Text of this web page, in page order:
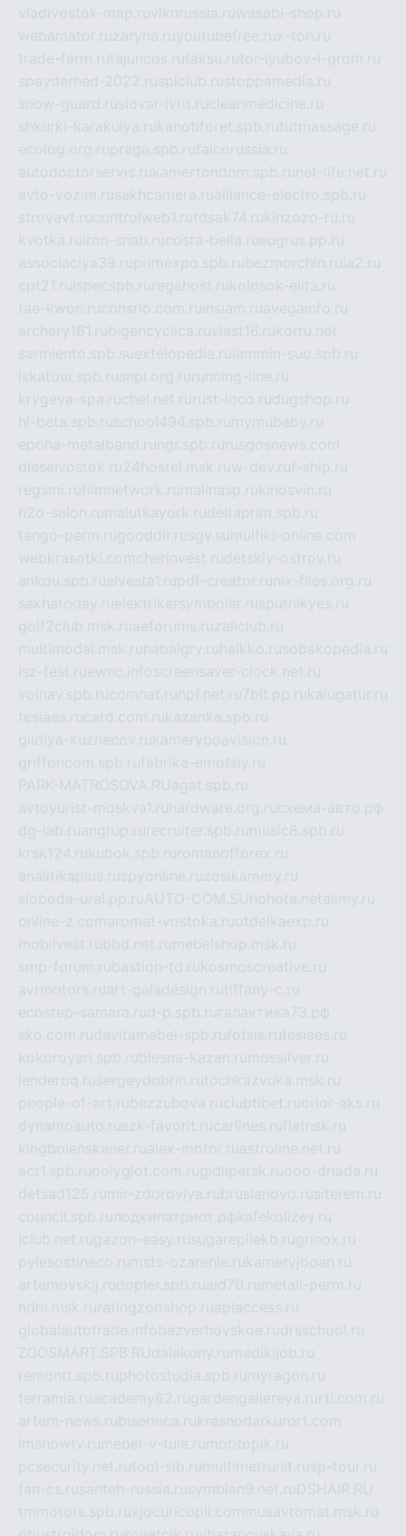
vladivostok-map.ruvlknrussia.ruwasabi-shop.ru
webamator.ruzaryna.ruyoutubefree.rux-ton.ru
trade-farm.rutajuncos.rutaksu.rutor-lyubov-i-grom.ru
spayderhed-2022.rusplclub.rustoppamedia.ru
snow-guard.ruslovar-ivrit.rucleanmedicine.ru
shkurki-karakulya.rukanotiforet.spb.rututmassage.ru
ecolog.org.rupraga.spb.rufalcorussia.ru
autodoctorservis.rukamertondom.spb.ru net-life.net.ru
avto-vozim.rusakhcamera.rualliance-electro.spb.ru
stroyavt.rucontrolweb1.rutdsak74.rukinzozo-ru.ru
kvotka.ru iron-snab.rucosta-bella.rueugrus.pp.ru
associaciya39.ruprimexpo.spb.rubezmorchin.ru ia2.ru
cpt21.ru ispecspb.ru regahost.rukolosok-elita.ru
tae-kwon.ruconsrio.com.ru insiam.ruavegainfo.ru
archery161.rubigencyclica.ruvlast16.rukorru.net
sarmiento.spb.suextelopedia.ru lammin-suo.spb.ru
iskatour.spb.rusnpi.org.ru running-line.ru
krygeva-spa.ruchel.net.ru rust-loco.rudugshop.ru
hl-beta.spb.ruschool494.spb.ru mymubaby.ru
epoha-metalband.ru ngr.spb.ru rusgosnews.com
dieselvostok.ru24hostel.msk.ruw-dev.ruf-ship.ru
regsmi.rufilmnetwork.ru malinasp.rukinosvin.ru
h2o-salon.ru malutkayork.rudeltaprim.spb.ru
tango-perm.rugooddir.rusgv.su multiki-online.com
webkrasotki.comcherinvest.rudetskiy-ostrov.ru
ankou.spb.rualvesta1.rupdf-creator.ru nix-files.org.ru
sakhatoday.ruelektrikersymboler.rusputnikyes.ru
golf2club.msk.ruaeforums.ruzallclub.ru
multimodal.msk.ru habaigry.ru haikko.rusobakopedia.ru
isz-fest.ruewnc.infoscreensaver-clock.net.ru
volnav.spb.rucomnat.ru npf.net.ru7bit.pp.rukalugatur.ru
tesiaes.rucard.com.rukazanka.spb.ru
gildiya-kuznecov.rukameryboavision.ru
griffoncom.spb.rufabrika-emotsiy.ru
PARK-MATROSOVA.RUagat.spb.ru
avtoyurist-moskva1.ru hardware.org.ruсхема-авто.рф
dg-lab.ruangrup.ru recruiter.spb.ru music8.spb.ru
krsk124.rukubok.spb.ru romanofforex.ru
analitikaplus.ruspyonline.ruzosikamery.ru
sloboda-ural.pp.ruAUTO-COM.SU hohota.netalimy.ru
online-z.comaromat-vostoka.ruotdelkaexp.ru
mobilvest.rubbd.net.ru mebelshop.msk.ru
smp-forum.rubastion-td.rukosmoscreative.ru
avrmotors.ruart-galadesign.rutiffany-c.ru
ecostep-samara.rud-p.spb.ru галактика73.рф
sko.com.rudavitamebel-spb.rufotsis.rutesiaes.ru
kokoroyari.spb.rublesna-kazan.ru mossilver.ru
lenderoq.rusergeydobrin.rutochkazvuka.msk.ru
people-of-art.rubezzubova.ruclubtibet.ruorior-aks.ru
dynamoauto.ruszk-favorit.rucarlines.ruflatnsk.ru
kingbolenskaner.rualex-motor.ruastroline.net.ru
act1.spb.rupolyglot.com.rugidlipetsk.ruooo-driada.ru
detsad125.ru mir-zdoroviya.rubruslanovo.rusiterem.ru
council.spb.ruлодкипатриот.рфkafekolizey.ru
iclub.net.rugazon-easy.rusugarepilekb.rugrinox.ru
pylesostineco.ru msts-ozarenie.rukameryjooan.ru
artemovskij.rudopler.spb.ruaid70.ru metall-perm.ru
ndm.msk.ru ratingzooshop.ruapiaccess.ru
globalautotrade.info bezverhovskoe.rudrsschool.ru
ZOOSMART.SPB.RUdalakony.ru medikijob.ru
remontt.spb.ruphotostudia.spb.ru myragon.ru
terramia.ruacademy62.rugardengallereya.ru rti.com.ru
artem-news.rubiserinca.rukrasnodarkurort.com
imshowtv.ru mebel-v-tule.ru mobtopik.ru
pcsecurity.net.rutool-sib.ru multimetrunit.rusp-tour.ru
fan-cs.rusanteh-russia.rusymbian9.net.ruDSHAIR.RU
tmmotors.spb.ruxjocuricopii.com musavtomat.msk.ru